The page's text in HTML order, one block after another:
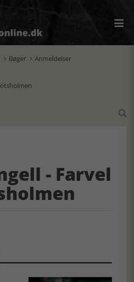
 Bøger  Anmeldelser

- Farvel